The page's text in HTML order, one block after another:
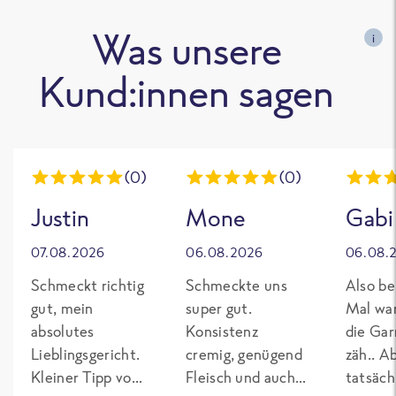
Was unsere
Kund:innen sagen
i
(0)
Justin
07.08.2026
Schmeckt richtig
gut, mein
absolutes
Lieblingsgericht.
Kleiner Tipp von
(0)
Mone
06.08.2026
Schmeckte uns
super gut.
Konsistenz
cremig, genügend
Fleisch und auch
Gabi
Also
Mal
die
zäh..